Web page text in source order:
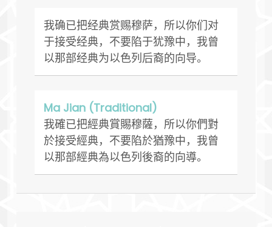
我确已把经典赏赐穆萨，所以你们对
于接受经典，不要陷于犹豫中，我曾
以那部经典为以色列后裔的向导。
Ma Jian (Traditional)
我確已把經典賞賜穆薩，所以你們對
於接受經典，不要陷於猶豫中，我曾
以那部經典為以色列後裔的向導。